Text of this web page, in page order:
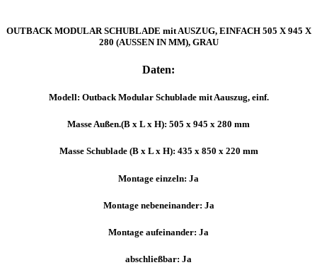
OUTBACK MODULAR SCHUBLADE mit AUSZUG, EINFACH 505 X 945 X
280 (AUSSEN IN MM), GRAU
Daten:
Modell: Outback Modular Schublade mit Aauszug, einf.
Masse Außen.(B x L x H): 505 x 945 x 280 mm
Masse Schublade (B x L x H): 435 x 850 x 220 mm
Montage einzeln: Ja
Montage nebeneinander: Ja
Montage aufeinander: Ja
abschließbar: Ja